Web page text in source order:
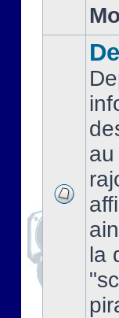
la